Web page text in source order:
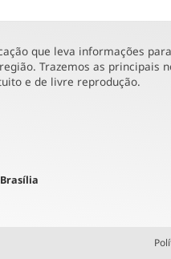
que leva informações
Trazemos as principais
e de livre reprodução.